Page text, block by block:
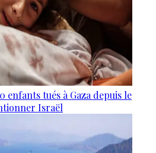
enfants tués à Gaza depuis le
Israël